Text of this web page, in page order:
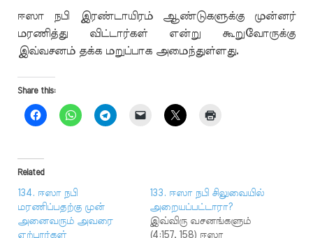
ஈஸா நபி இரண்டாயிரம் ஆண்டுகளுக்கு முன்னர்
மரணித்து விட்டார்கள் என்று கூறுவோருக்கு
இவ்வசனம் தக்க மறுப்பாக அமைந்துள்ளது.
Share this:
Related
134. ஈஸா நபி
மரணிப்பதற்கு முன்
அனைவரும் அவரை
ஏற்பார்கள்
133. ஈஸா நபி சிலுவையில்
அறையப்பட்டாரா?
இவ்விரு வசனங்களும்
(4:157, 158) ஈஸா